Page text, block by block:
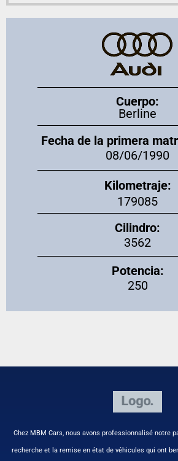
Cuerpo:
Berline
Fecha de la primera
08/06/1990
Kilometraje:
179085
Cilindro:
3562
Potencia:
250
Chez MBM Cars, nous avons professionnalisé notre
recherche et la remise en état de véhicules qui ont